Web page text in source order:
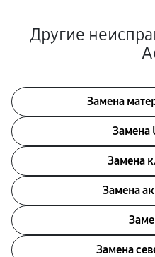
Другие
Замена
Замена
Замена
Замена
Замена